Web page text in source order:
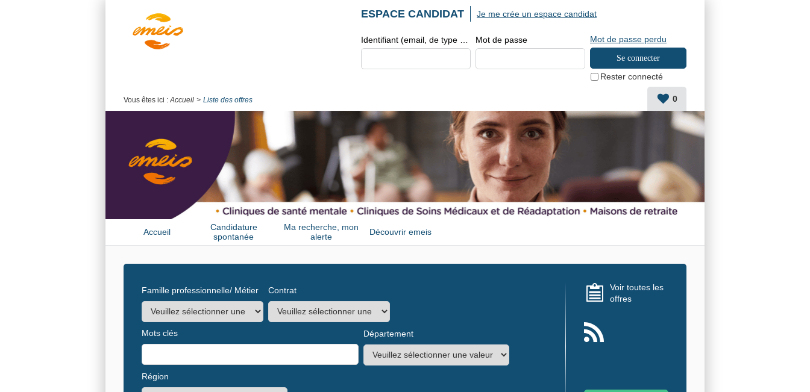
ESPACE CANDIDAT
Mot de passe
Rester connecté
Mot de passe perdu
Je me crée un espace candidat
Vous êtes ici : Accueil Liste des offres 0
Accueil
Candidature
spontanée
Ma recherche, mon
alerte
Découvrir emeis
Famille professionnelle/ Métier Contrat
Mots clés Département
Région
Voir toutes les
offres